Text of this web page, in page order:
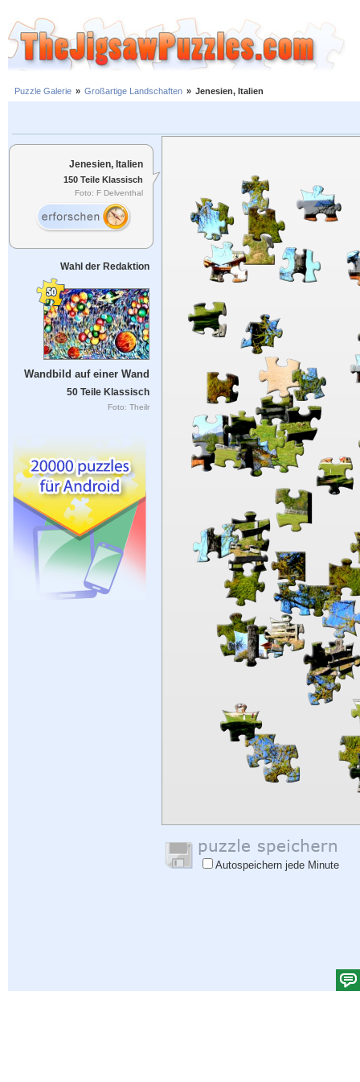
Puzzle Galerie » Großartige Landschaften » Jenesien, Italien
Jenesien, Italien
150 Teile Klassisch
Foto: F Delventhal
Wahl der Redaktion
Wandbild auf einer Wand
50 Teile Klassisch
Foto: Theilr
Autospeichern jede Minute